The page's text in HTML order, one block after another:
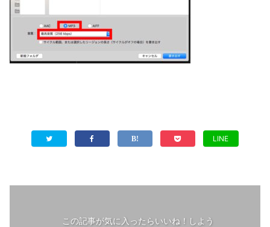
LINE
この記事が気に入ったらいいね！しよう